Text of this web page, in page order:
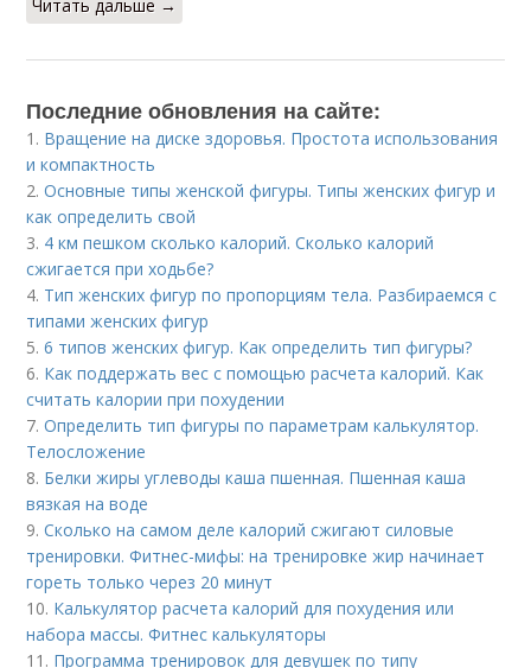
Читать дальше →
Последние обновления на сайте:
1. Вращение на диске здоровья. Простота использования
и компактность
2.Основные типы женской фигуры. Типы женских фигур и
как определить свой
3. 4 км пешком сколько калорий. Сколько калорий
сжигается при ходьбе?
4. Тип женских фигур по пропорциям тела. Разбираемся с
типами женских фигур
5.6 типов женских фигур. Как определить тип фигуры?
6. Как поддержать вес с помощью расчета калорий. Как
считать калории при похудении
7.Определить тип фигуры по параметрам калькулятор.
Телосложение
8. Белки жиры углеводы каша пшенная. Пшенная каша
вязкая на воде
9.Сколько на самом деле калорий сжигают силовые
тренировки. Фитнес-мифы: на тренировке жир начинает
гореть только через 20 минут
10. Калькулятор расчета калорий для похудения или
набора массы. Фитнес калькуляторы
11. Программа тренировок для девушек по типу